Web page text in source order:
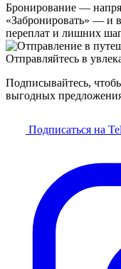
Бронирование —
«Забронировать» — и
переплат и лишних
Отправляйтесь в
Подписывайтесь,
выгодных
Подписаться на